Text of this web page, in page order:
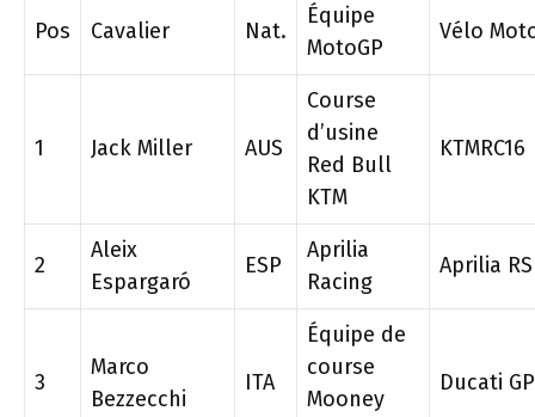
Pos Cavalier Nat.
Équipe
MotoGP
Vélo
1 Jack Miller AUS
Course
d’usine
Red Bull
KTM
KTMRC16
2
Aleix
Espargaró
ESP
Aprilia
Racing
Aprilia RS
3
Marco
Bezzecchi
ITA
Équipe de
course
Mooney
Ducati